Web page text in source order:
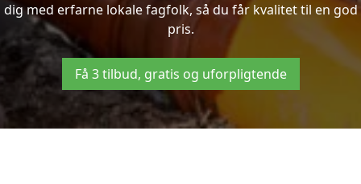
dig med erfarne lokale fagfolk, så du får kvalitet til en god
pris.
Få 3 tilbud, gratis og uforpligtende